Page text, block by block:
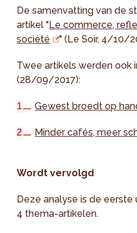
De samenvatting van de
artikel "Le commerce,
société
" (Le Soir, 4/10/
Twee artikels werden ook
(28/09/2017):
Gewest broedt op
Minder cafés, meer
Wordt vervolgd
Deze analyse is de eerste
4 thema-artikelen.